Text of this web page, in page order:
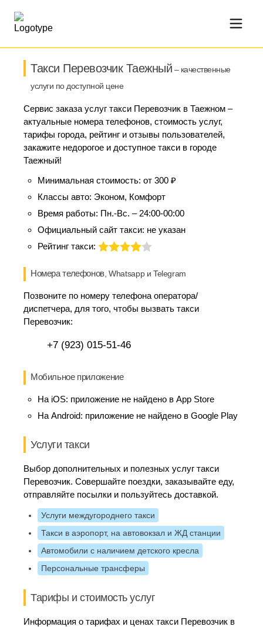
Такси Перевозчик Таежный – качественные
услуги по доступной цене
Сервис заказа услуг такси Перевозчик в Таежном –
актуальные номера телефонов, стоимость услуг,
тарифы города, рейтинг и отзывы пользователей,
закажите недорогое и доступное такси в городе
Таежный!
Минимальная стоимость: от 300 ₽
Классы авто: Эконом, Комфорт
Время работы: Пн.-Вс. – 24:00-00:00
Официальный сайт такси: не указан
Рейтинг такси:
Номера телефонов, Whatsapp и Telegram
Позвоните по номеру телефона оператора/
диспетчера, для того, чтобы вызвать такси
Перевозчик:
+7 (923) 015-51-46
Мобильное приложение
На iOS: приложение не найдено в App Store
На Android: приложение не найдено в Google Play
Услуги такси
Выбор дополнительных и полезных услуг такси
Перевозчик. Совершайте поездки, заказывайте еду,
отправляйте посылки и пользуйтесь доставкой.
Услуги междугороднего такси
Такси в аэропорт, на автовокзал и ЖД станции
Автомобили с наличием детского кресла
Персональные трансферы
Тарифы и стоимость услуг
Информация о тарифах и ценах такси Перевозчик в